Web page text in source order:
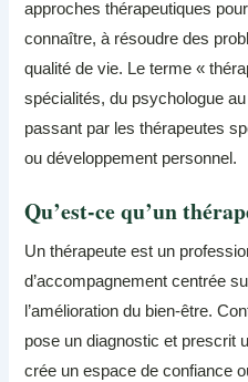
approches thérapeutiques
connaître, à résoudre des
qualité de vie. Le terme «
spécialités, du psychologue
passant par les thérapeutes
ou développement personnel.
Qu’est-ce qu’un
Un thérapeute est un
d’accompagnement centrée
l’amélioration du bien-être.
pose un diagnostic et prescrit
crée un espace de confiance